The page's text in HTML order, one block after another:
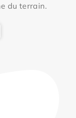
du terrain.